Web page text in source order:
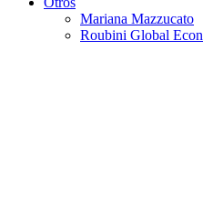
Mariana Mazzucato
Roubini Global